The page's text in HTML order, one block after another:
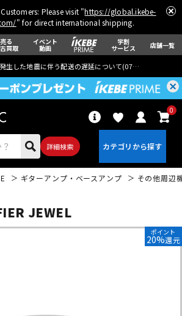
Please visit "https://global.ikebe-
" for direct international shipping.
売る
買取
イベント
動画
学割
サービス 店舗一覧
生した地震に伴う配送の遅延について(07月29日
詳細検索
0
ギターアンプ・ベースアンプ その他周辺
JEWEL
ポイント
20%還元